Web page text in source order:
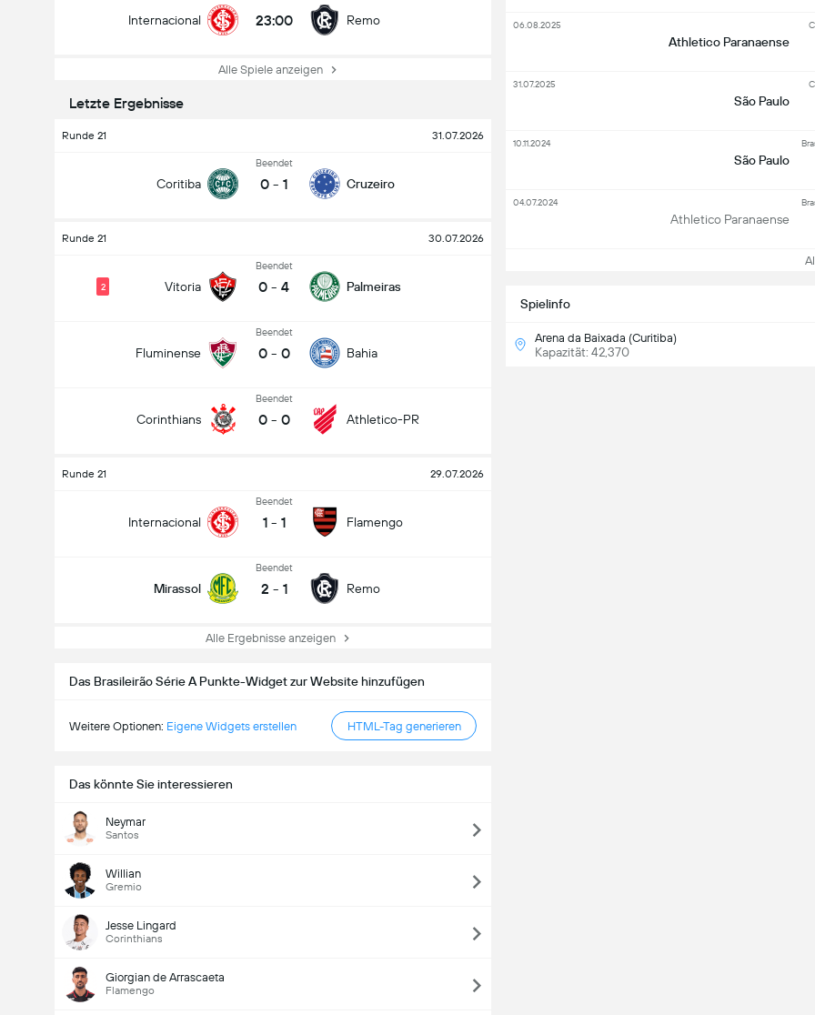
Internacional 23:00 Remo
Alle Spiele anzeigen
Letzte Ergebnisse
Runde 21 31.07.2026
Coritiba
Beendet
0 - 1 Cruzeiro
Runde 21 30.07.2026
Vitoria
2
Beendet
0 - 4 Palmeiras
Fluminense
Beendet
0 - 0 Bahia
Corinthians
Beendet
0 - 0 Athletico-PR
Runde 21 29.07.2026
Internacional
Beendet
1 - 1 Flamengo
Mirassol
Beendet
2 - 1 Remo
Alle Ergebnisse anzeigen
Das Brasileirão Série A Punkte-Widget zur Website hinzufügen
Weitere Optionen: Eigene Widgets erstellen HTML-Tag generieren
Das könnte Sie interessieren
Neymar
Santos
Willian
Gremio
Jesse Lingard
Corinthians
Giorgian de Arrascaeta
Flamengo
Spielinfo
Arena da Baixada (Curitiba)
Kapazität: 42,370
Athletico Paranaense
06.08.2025
São Paulo
31.07.2025
São Paulo
10.11.2024
Athletico Paranaense
04.07.2024